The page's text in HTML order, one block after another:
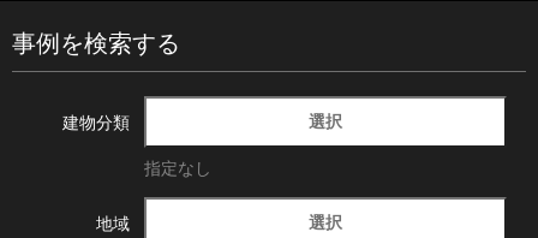
事例を検索する
建物分類 選択
指定なし
地域 選択